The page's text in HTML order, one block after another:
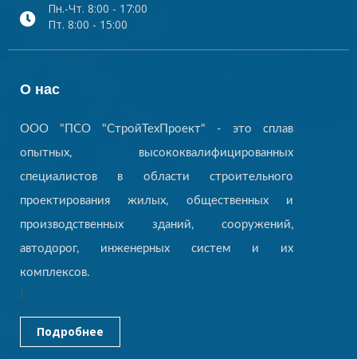
Пн.-Чт. 8:00 - 17:00
Пт. 8:00 - 15:00
О нас
ООО "ПСО "СтройТехПроект" - это сплав
опытных, высококвалифицированных
специалистов в области строительного
проектирования жилых, общественных и
производственных зданий, сооружений,
автодорог, инженерных систем и их
комплексов.
}
Подробнее